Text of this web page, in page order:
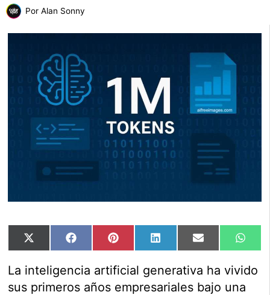
Por Alan Sonny
Compartir
en
X
Compartir
en
FacebookCompartir
en
PinterestCompartir
en
LinkedInCompartir
en
Email
en
La inteligencia artificial generativa ha vivido
sus primeros años empresariales bajo una